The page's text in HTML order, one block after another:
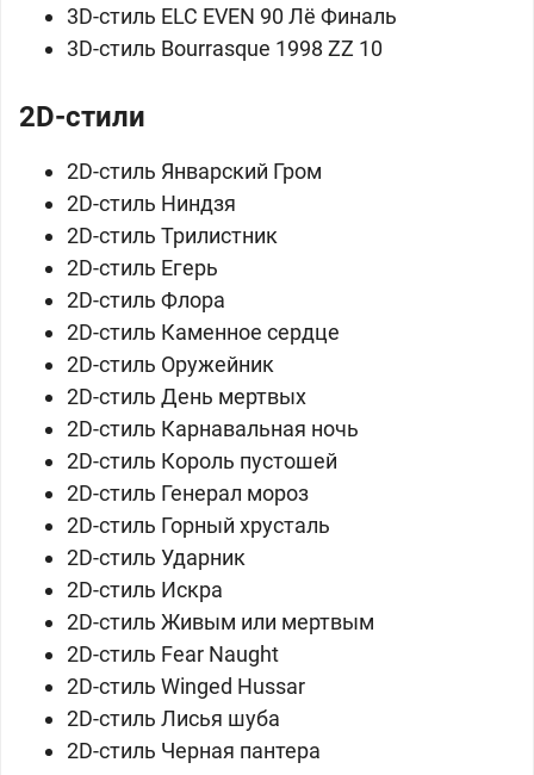
3D-стиль ELC EVEN 90 Лё Финаль
3D-стиль Bourrasque 1998 ZZ 10
2D-стили
2D-стиль Январский Гром
2D-стиль Ниндзя
2D-стиль Трилистник
2D-стиль Егерь
2D-стиль Флора
2D-стиль Каменное сердце
2D-стиль Оружейник
2D-стиль День мертвых
2D-стиль Карнавальная ночь
2D-стиль Король пустошей
2D-стиль Генерал мороз
2D-стиль Горный хрусталь
2D-стиль Ударник
2D-стиль Искра
2D-стиль Живым или мертвым
2D-стиль Fear Naught
2D-стиль Winged Hussar
2D-стиль Лисья шуба
2D-стиль Черная пантера